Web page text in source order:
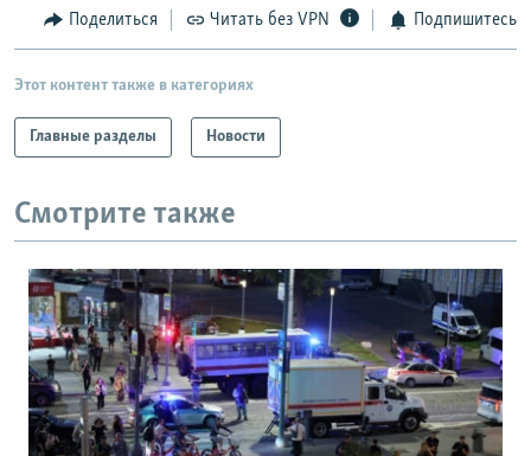
Поделиться Читать без VPN Подпишитесь
Этот контент также в категориях
Главные разделы Новости
Смотрите также